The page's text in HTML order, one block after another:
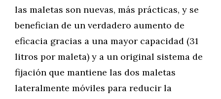
las maletas son nuevas, más prácticas, y se
benefician de un verdadero aumento de
eficacia gracias a una mayor capacidad (31
litros por maleta) y a un original sistema de
fijación que mantiene las dos maletas
lateralmente móviles para reducir la